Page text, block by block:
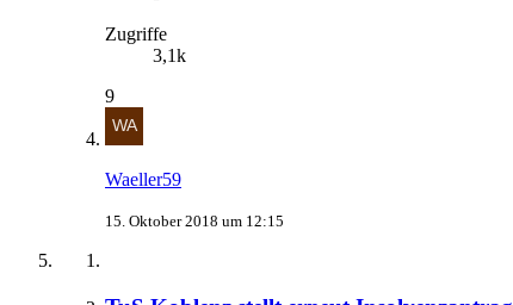
Zugriffe
3,1k
9
Waeller59
15. Oktober 2018 um 12:15